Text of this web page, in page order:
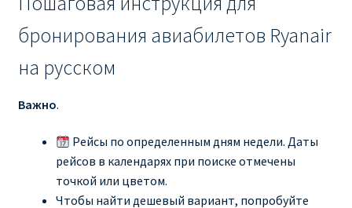
бронирования авиабилетов Ryanair
на русском
Важно.
Рейсы по определенным дням недели. Даты
рейсов в календарях при поиске отмечены
точкой или цветом.
Чтобы найти дешевый вариант, попробуйте